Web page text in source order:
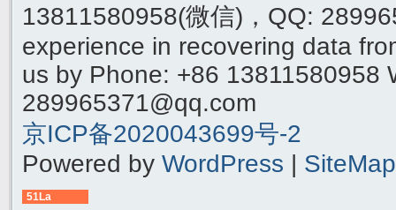
13811580958(微信)，QQ:
experience in recovering data
us by Phone: +86 13811580958
289965371@qq.com
京ICP备2020043699号-2
Powered by WordPress | SiteMap
51La